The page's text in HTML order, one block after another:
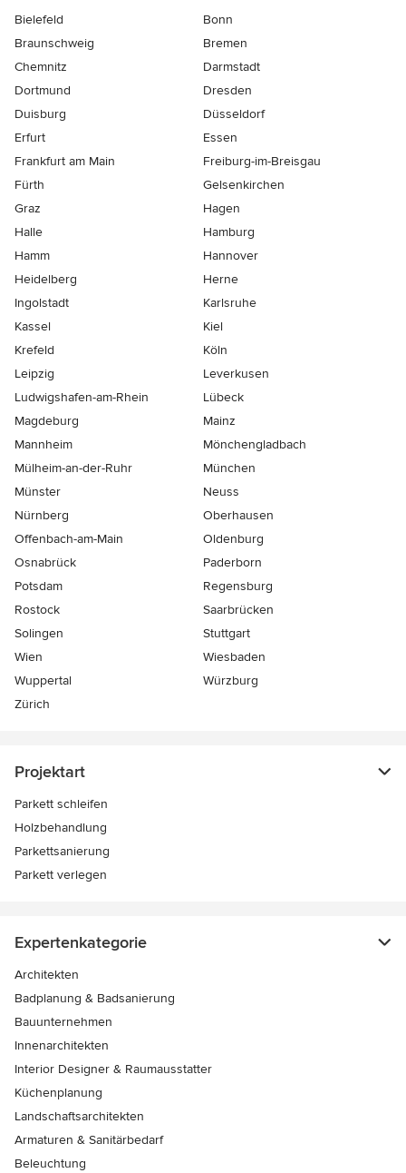
Bielefeld
Bonn
Braunschweig
Bremen
Chemnitz
Darmstadt
Dortmund
Dresden
Duisburg
Düsseldorf
Erfurt
Essen
Frankfurt am Main
Freiburg-im-Breisgau
Fürth
Gelsenkirchen
Graz
Hagen
Halle
Hamburg
Hamm
Hannover
Heidelberg
Herne
Ingolstadt
Karlsruhe
Kassel
Kiel
Krefeld
Köln
Leipzig
Leverkusen
Ludwigshafen-am-Rhein
Lübeck
Magdeburg
Mainz
Mannheim
Mönchen­gladbach
Mülheim-an-der-Ruhr
München
Münster
Neuss
Nürnberg
Oberhausen
Offenbach-am-Main
Oldenburg
Osnabrück
Paderborn
Potsdam
Regensburg
Rostock
Saarbrücken
Solingen
Stuttgart
Wien
Wiesbaden
Wuppertal
Würzburg
Zürich
Projektart
Parkett schleifen
Holzbehandlung
Parkettsanierung
Parkett verlegen
Expertenkategorie
Architekten
Badplanung & Badsanierung
Bauunternehmen
Innenarchitekten
Interior Designer & Raumausstatter
Küchenplanung
Landschaftsarchitekten
Armaturen & Sanitärbedarf
Beleuchtung